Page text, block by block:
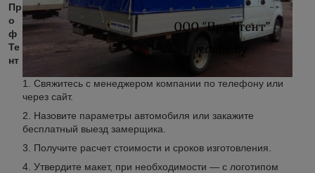
Пр
о
ф
Те
нт
Свяжитесь с менеджером компании по телефону или
через сайт.
Назовите параметры автомобиля или закажите
бесплатный выезд замерщика.
Получите расчет стоимости и сроков изготовления.
Утвердите макет, при необходимости — с логотипом